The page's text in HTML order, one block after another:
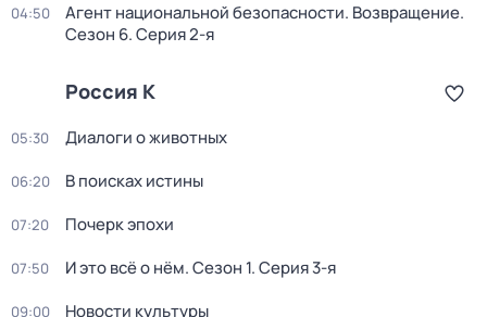
04:50 Агент национальной безопасности. Возвращение.
Сезон 6. Серия 2-я
Россия К
05:30 Диалоги о животных
06:20 В поисках истины
07:20 Почерк эпохи
07:50 И это всё о нём. Сезон 1. Серия 3-я
09:00 Новости культуры